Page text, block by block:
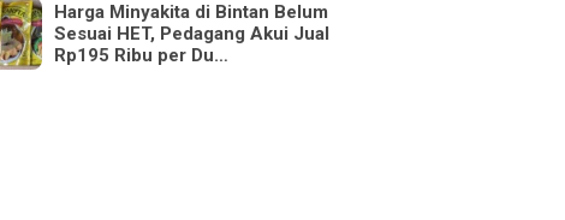
Harga Minyakita di Bintan Belum
Sesuai HET, Pedagang Akui Jual
Rp195 Ribu per Du…